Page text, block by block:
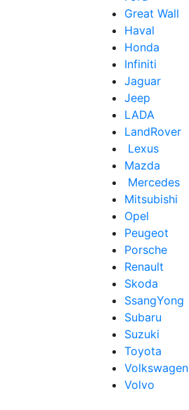
Great Wall
Haval
Honda
Infiniti
Jaguar
Jeep
LADA
LandRover
Lexus
Mazda
Mercedes
Mitsubishi
Opel
Peugeot
Porsche
Renault
Skoda
SsangYong
Subaru
Suzuki
Toyota
Volkswagen
Volvo